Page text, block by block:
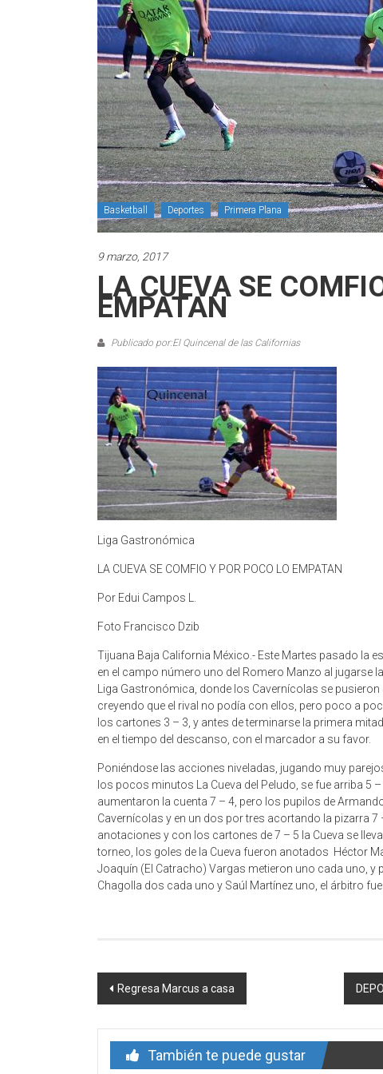
Basketball Deportes Primera Plana
9 marzo, 2017
LA CUEVA SE
EMPATAN
Publicado por:El Quincenal de las Californias
Liga Gastronómica
LA CUEVA SE COMFIO Y POR POCO LO EMPATAN
Por Edui Campos L.
Foto Francisco Dzib
Tijuana Baja California México.- Este Martes pasado la
en el campo número uno del Romero Manzo al jugarse
Liga Gastronómica, donde los Cavernícolas se
creyendo que el rival no podía con ellos, pero poco a
los cartones 3 – 3, y antes de terminarse la primera
en el tiempo del descanso, con el marcador a su favor.
Poniéndose las acciones niveladas, jugando muy
los pocos minutos La Cueva del Peludo, se fue arriba
aumentaron la cuenta 7 – 4, pero los pupilos de
Cavernícolas y en un dos por tres acortando la pizarra
anotaciones y con los cartones de 7 – 5 la Cueva se
torneo, los goles de la Cueva fueron anotados Héctor
Joaquín (El Catracho) Vargas metieron uno cada uno, y
Chagolla dos cada uno y Saúl Martínez uno, el árbitro
Navegación
entrada
Regresa Marcus a casa
También te puede gustar